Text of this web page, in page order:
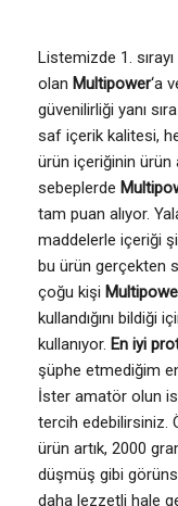
Listemizde 1.
olan Multipower‘a
güvenilirliği yanı
saf içerik kalitesi,
ürün içeriğinin ürün
sebeplerde
tam puan alıyor.
maddelerle içeriği
bu ürün gerçekten
çoğu kişi
kullandığını bildiği
kullanıyor. En iyi
şüphe etmediğim
İster amatör olun
tercih edebilirsiniz.
ürün artık, 2000
düşmüş gibi
daha lezzetli hale